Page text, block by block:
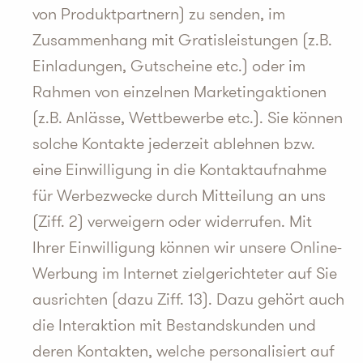
von Produktpartnern) zu senden, im
Zusammenhang mit Gratisleistungen (z.B.
Einladungen, Gutscheine etc.) oder im
Rahmen von einzelnen Marketingaktionen
(z.B. Anlässe, Wettbewerbe etc.). Sie können
solche Kontakte jederzeit ablehnen bzw.
eine Einwilligung in die Kontaktaufnahme
für Werbezwecke durch Mitteilung an uns
(Ziff. 2) verweigern oder widerrufen. Mit
Ihrer Einwilligung können wir unsere Online-
Werbung im Internet zielgerichteter auf Sie
ausrichten (dazu Ziff. 13). Dazu gehört auch
die Interaktion mit Bestandskunden und
deren Kontakten, welche personalisiert auf